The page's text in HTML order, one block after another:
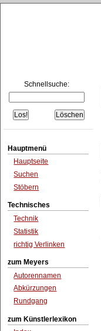
Schnellsuche:
Hauptmenü
Hauptseite
Suchen
Stöbern
Technisches
Technik
Statistik
richtig Verlinken
zum Meyers
Autorennamen
Abkürzungen
Rundgang
zum Künstlerlexikon